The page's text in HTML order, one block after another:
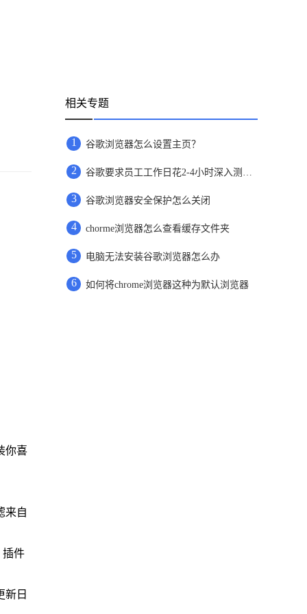
你喜
来自
插件
新日
相关专题
1 谷歌浏览器怎么设置主页？
2 谷歌要求员工工作日花2-4小时深入测试Bard
3 谷歌浏览器安全保护怎么关闭
4 chorme浏览器怎么查看缓存文件夹
5 电脑无法安装谷歌浏览器怎么办
6 如何将chrome浏览器这种为默认浏览器